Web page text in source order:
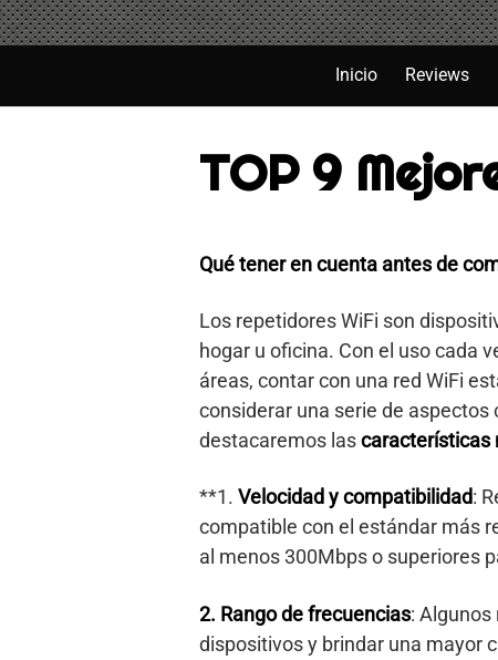
Saltar
al
Inicio Reviews
TOP 9
Qué tener en cuenta antes de
Los repetidores WiFi son
hogar u oficina. Con el uso cada
áreas, contar con una red WiFi
considerar una serie de
destacaremos lascaracterísticas
**1. Velocidad y compatibilidad:
compatible con el estándar más
al menos 300Mbps o superiores
2. Rango de frecuencias: Algunos
dispositivos y brindar una mayor